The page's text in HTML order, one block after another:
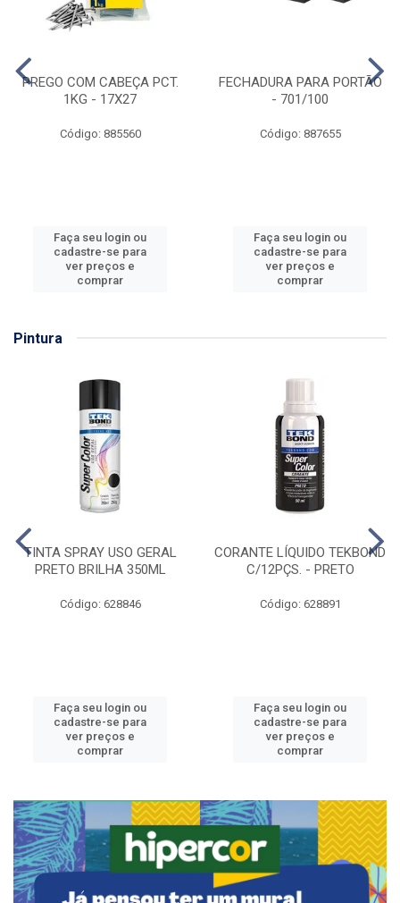
PREGO COM CABEÇA PCT.
1KG - 17X27
Código: 885560
Faça seu login ou
cadastre-se para
ver preços e
comprar
FECHADURA PARA PORTÃO
- 701/100
Código: 887655
Faça seu login ou
cadastre-se para
ver preços e
comprar
Pintura
TINTA SPRAY USO GERAL
PRETO BRILHA 350ML
Código: 628846
Faça seu login ou
cadastre-se para
ver preços e
comprar
CORANTE LÍQUIDO TEKBOND
C/12PÇS. - PRETO
Código: 628891
Faça seu login ou
cadastre-se para
ver preços e
comprar